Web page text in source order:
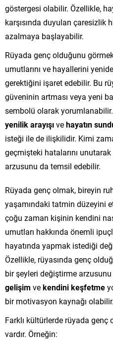
göstergesi olabilir. Özellikle,
karşısında duyulan çaresizlik
azalmaya başlayabilir.
Rüyada genç olduğunu
umutlarını ve hayallerini
gerektiğini işaret edebilir. Bu
güveninin artması veya yeni
sembolü olarak
yenilik arayışıvehayatın
isteği ile de ilişkilidir. Kimi
geçmişteki hatalarını
arzusunu da temsil edebilir.
Rüyada genç olmak, bireyin
yaşamındaki tatmin düzeyini
çoğu zaman kişinin kendini
umutları hakkında önemli
hayatında yapmak istediği
Özellikle, rüyasında genç
bir şeyleri değiştirme
gelişim vekendini keşfetme
bir motivasyon kaynağı olabilir.
Farklı kültürlerde rüyada genç
vardır. Örneğin: